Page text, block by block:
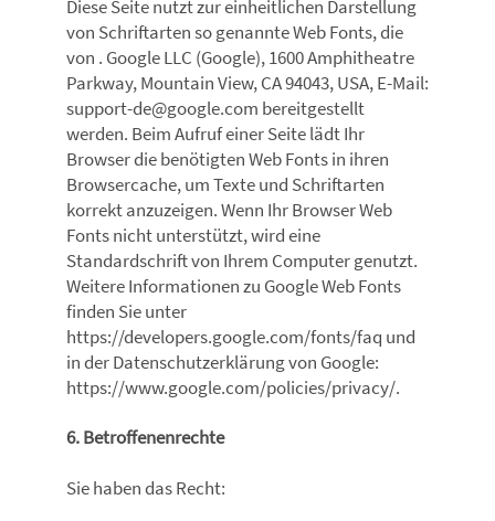
Diese Seite nutzt zur einheitlichen Darstellung
von Schriftarten so genannte Web Fonts, die
von . Google LLC (Google), 1600 Amphitheatre
Parkway, Mountain View, CA 94043, USA, E-Mail:
support-de@google.com bereitgestellt
werden. Beim Aufruf einer Seite lädt Ihr
Browser die benötigten Web Fonts in ihren
Browsercache, um Texte und Schriftarten
korrekt anzuzeigen. Wenn Ihr Browser Web
Fonts nicht unterstützt, wird eine
Standardschrift von Ihrem Computer genutzt.
Weitere Informationen zu Google Web Fonts
finden Sie unter
https://developers.google.com/fonts/faq und
in der Datenschutzerklärung von Google:
https://www.google.com/policies/privacy/.
6. Betroffenenrechte
Sie haben das Recht: